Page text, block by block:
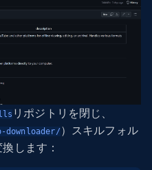
リポジトリを閉じ、
downloader/）スキルフォル
します：